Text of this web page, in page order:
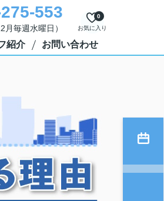
553
毎週水曜日） お気に入り
0
紹介 お問い合わせ